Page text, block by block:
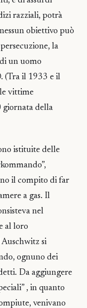
razziali, potrà
obiettivo può
la
un uomo
(Tra il 1933 e il
vittime
giornata della
istituite delle
il compito di far
a gas. Il
nel
al loro
si
ognuno dei
Da aggiungere
, in quanto
venivano